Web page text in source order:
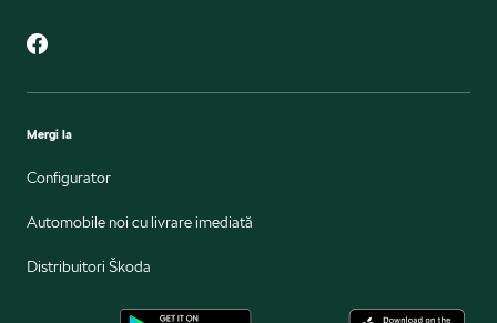
Mergi la
Configurator
Automobile noi cu livrare imediată
Distribuitori Škoda